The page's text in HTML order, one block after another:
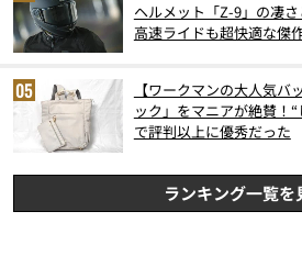
ヘルメット「Z-9」の凄
高速ライドも超快適な傑
【ワークマンの大人気バ
ック」をマニアが絶賛！
で評判以上に優秀だった
ランキング一覧を